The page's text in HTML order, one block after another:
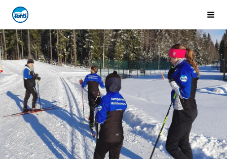
Siirry
sivun
sisältöön
Tampereen Hiihtoseura